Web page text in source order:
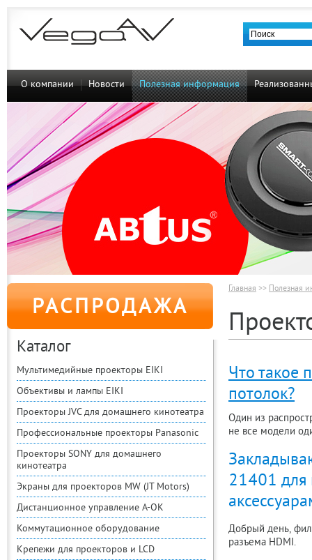
О компании Новости Полезная информация
РАСПРОДАЖА
Каталог
Мультимедийные проекторы EIKI
Объективы и лампы EIKI
Проекторы JVC для домашнего кинотеатра
Профессиональные проекторы Panasonic
Проекторы SONY для домашнего
кинотеатра
Экраны для проекторов MW (JT Motors)
Дистанционное управление A-OK
Коммутационное оборудование
Крепежи для проекторов и LCD
Главная >> Полезная
Что такое
потолок?
Один из
не все модели
21401 для
Добрый день,
разъема HDMI.